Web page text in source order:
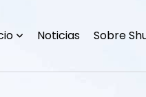
Noticias Sobre